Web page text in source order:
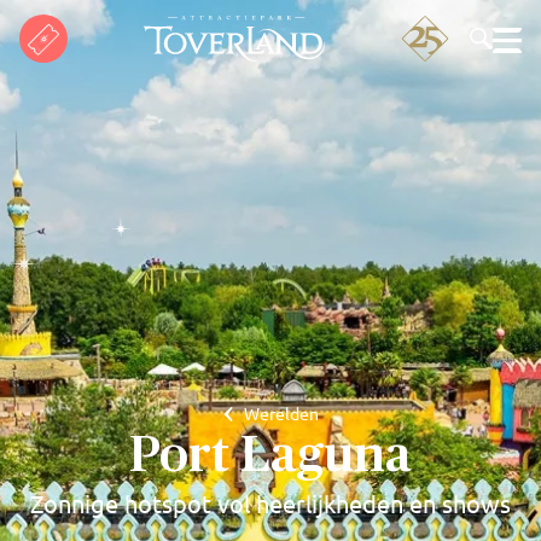
Zoeken
Werelden
Port Laguna
Zonnige hotspot vol heerlijkheden en shows